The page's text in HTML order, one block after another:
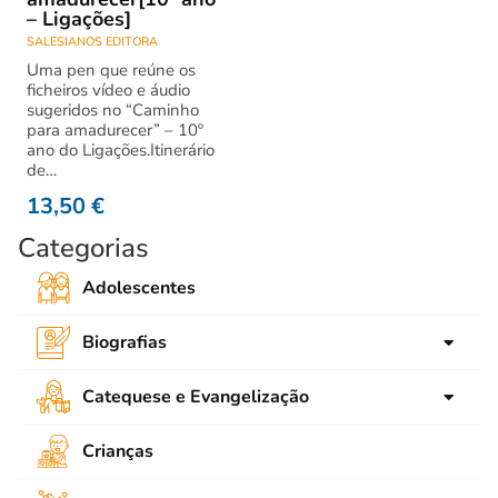
– Ligações]
SALESIANOS EDITORA
Uma pen que reúne os
ficheiros vídeo e áudio
sugeridos no “Caminho
para amadurecer” – 10º
ano do Ligações.Itinerário
de…
13,50€
Categorias
Adolescentes
Biografias
para crianças
Adultos
Catequese e Evangelização
LigaçõesCrianças